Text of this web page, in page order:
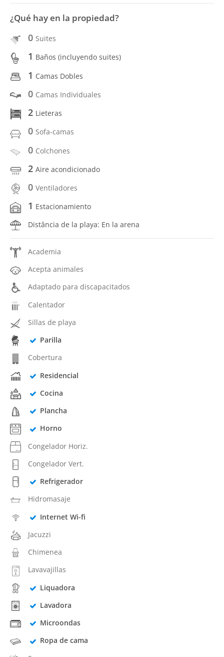
¿Qué hay en la propiedad?
0 Suites
1 Baños (incluyendo suites)
1 Camas Dobles
0 Camas Individuales
2 Lieteras
0 Sofa-camas
0 Colchones
2 Aire acondicionado
0 Ventiladores
1 Estacionamiento
Distância de la playa: En la arena
Academia
Acepta animales
Adaptado para discapacitados
Calentador
Sillas de playa
Parilla
Cobertura
Residencial
Cocina
Plancha
Horno
Congelador Horiz.
Congelador Vert.
Refrigerador
Hidromasaje
Internet Wi-fi
Jacuzzi
Chimenea
Lavavajillas
Liquadora
Lavadora
Microondas
Ropa de cama